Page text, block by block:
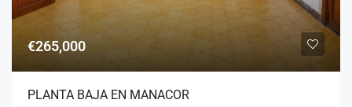
€265,000
PLANTA BAJA EN MANACOR